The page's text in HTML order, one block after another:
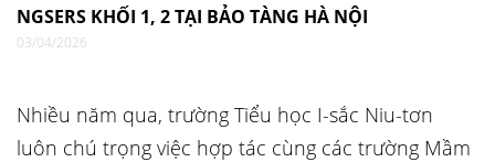
NGSERS KHỐI 1, 2 TẠI BẢO TÀNG HÀ NỘI
03/04/2026
Nhiều năm qua, trường Tiểu học I-sắc Niu-tơn
luôn chú trọng việc hợp tác cùng các trường Mầm